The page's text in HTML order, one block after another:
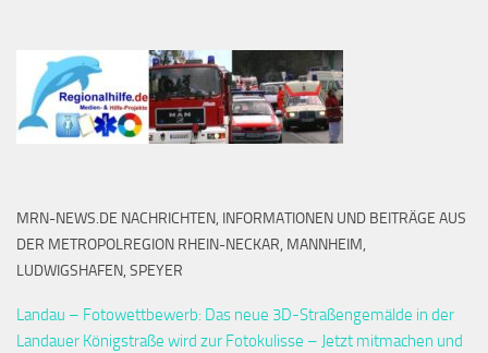
MRN-NEWS.DE NACHRICHTEN, INFORMATIONEN UND BEITRÄGE AUS
DER METROPOLREGION RHEIN-NECKAR, MANNHEIM,
LUDWIGSHAFEN, SPEYER
Landau – Fotowettbewerb: Das neue 3D-Straßengemälde in der
Landauer Königstraße wird zur Fotokulisse – Jetzt mitmachen und